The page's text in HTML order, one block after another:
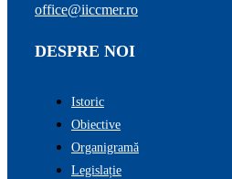
office@iiccmer.ro
DESPRE NOI
Istoric
Obiective
Organigramă
Legislație